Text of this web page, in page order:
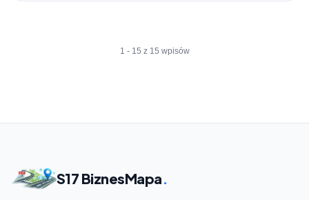
1 - 15 z 15 wpisów
S17 BiznesMapa.